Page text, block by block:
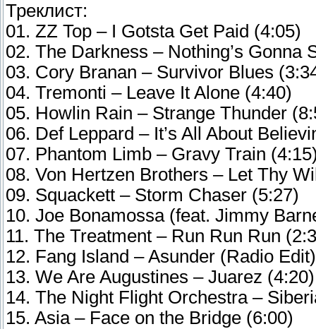
Треклист:
01. ZZ Top – I Gotsta Get Paid (4:05)
02. The Darkness – Nothing’s Gonna
03. Cory Branan – Survivor Blues
04. Tremonti – Leave It Alone (4:40)
05. Howlin Rain – Strange Thunder
06. Def Leppard – It’s All About
07. Phantom Limb – Gravy Train
08. Von Hertzen Brothers – Let Thy
09. Squackett – Storm Chaser (5:27)
10. Joe Bonamossa (feat. Jimmy
11. The Treatment – Run Run Run
12. Fang Island – Asunder (Radio
13. We Are Augustines – Juarez (4:20)
14. The Night Flight Orchestra –
15. Asia – Face on the Bridge (6:00)